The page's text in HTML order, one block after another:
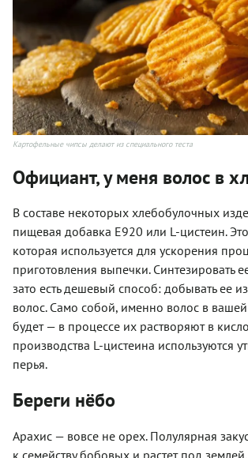
Картофельные чипсы делают из специального теста
Официант, у меня волос в
В составе некоторых хлебобулочных
пищевая добавка Е920 или L-цистеин.
которая используется для ускорения
приготовления выпечки. Синтезировать
зато есть дешевый способ: добывать ее
волос. Само собой, именно волос в
будет — в процессе их растворяют в
производства L-цистеина используются
перья.
Береги нёбо
Арахис — вовсе не орех. Полулярная